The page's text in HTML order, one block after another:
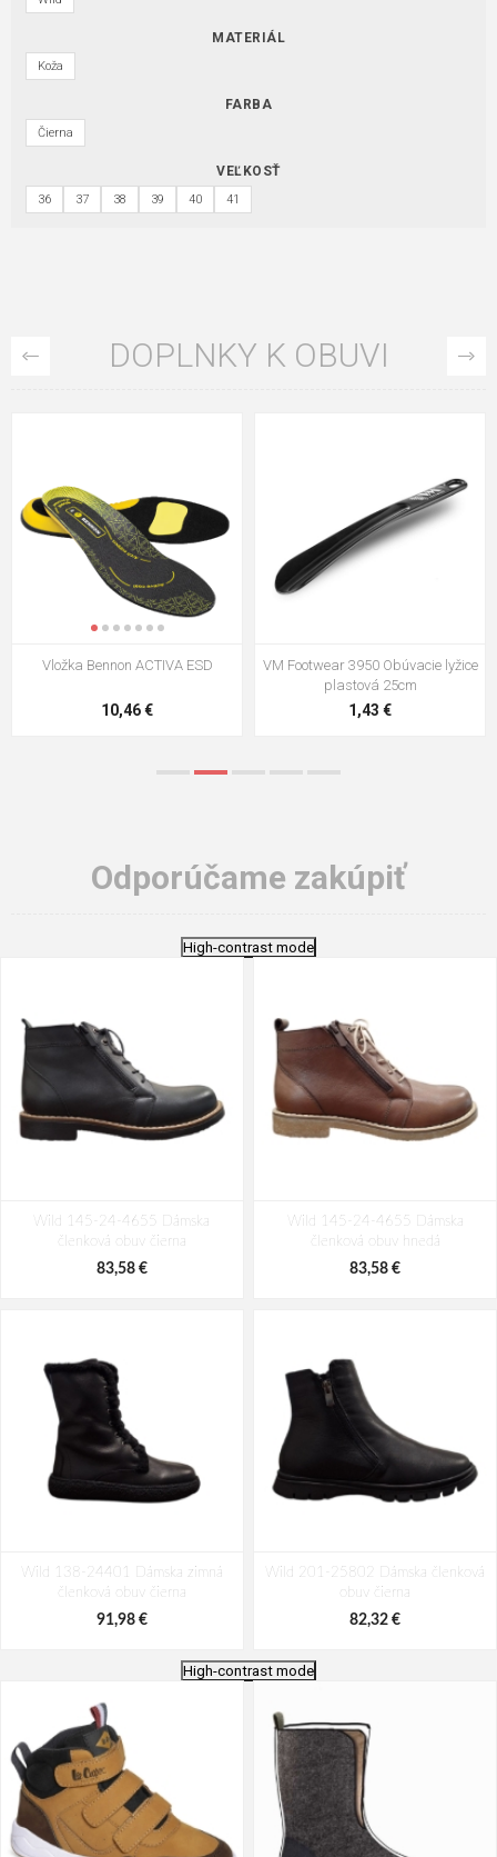
MATERIÁL
Koža
FARBA
Čierna
VEĽKOSŤ
36 37 38 39 40 41
DOPLNKY K OBUVI
VM Footwear 3009 Vkladacia
5,21 €
VM Footwear 3102 Šnúrky ploché
0,79 €
Odporúčame zakúpiť
High-contrast mode
Wild 145-24-4655 Dámska
členková obuv čierna
83,58 €
Wild 145-24-4655 Dámska
členková obuv hnedá
83,58 €
Wild 138-24401 Dámska zimná
členková obuv čierna
91,98 €
Wild 201-25802 Dámska členková
obuv čierna
82,32 €
High-contrast mode